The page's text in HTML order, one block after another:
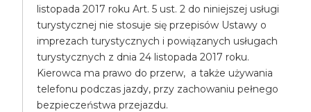
listopada 2017 roku Art. 5 ust. 2 do niniejszej usługi
turystycznej nie stosuje się przepisów Ustawy o
imprezach turystycznych i powiązanych usługach
turystycznych z dnia 24 listopada 2017 roku.
Kierowca ma prawo do przerw, a także używania
telefonu podczas jazdy, przy zachowaniu pełnego
bezpieczeństwa przejazdu.